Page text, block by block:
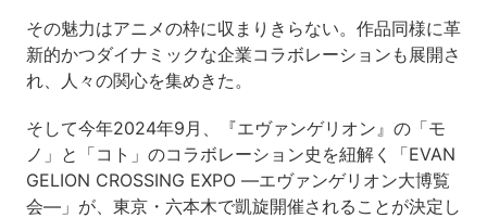
その魅力はアニメの枠に収まりきらない。作品同様に革
新的かつダイナミックな企業コラボレーションも展開さ
れ、人々の関心を集めきた。
そして今年2024年9月、『エヴァンゲリオン』の「モ
ノ」と「コト」のコラボレーション史を紐解く「EVAN
GELION CROSSING EXPO ―エヴァンゲリオン大博覧
会―」が、東京・六本木で凱旋開催されることが決定し